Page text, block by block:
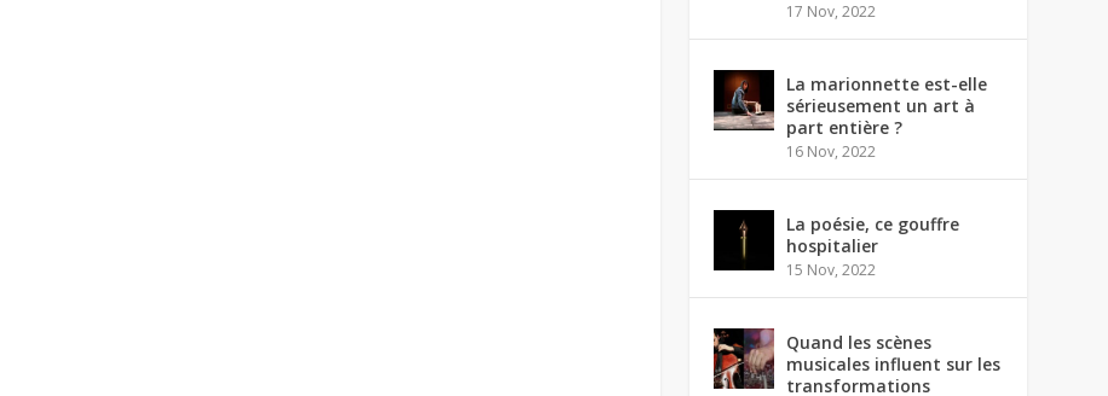
17 Nov, 2022
La marionnette est-elle
sérieusement un art à
part entière ?
16 Nov, 2022
La poésie, ce gouffre
hospitalier
15 Nov, 2022
Quand les scènes
musicales influent sur les
transformations